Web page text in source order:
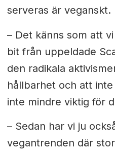
serveras är veganskt.
– Det känns som att
bit från uppeldade
den radikala
hållbarhet och att
inte mindre viktig för
– Sedan har vi ju
vegantrenden där